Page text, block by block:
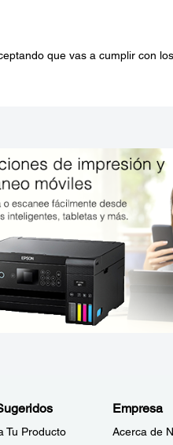
que vas a cumplir con
Tu Producto
Empresa
Acerca de